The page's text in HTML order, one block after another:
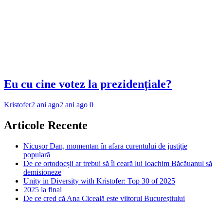
Eu cu cine votez la prezidențiale?
Kristofer2 ani ago2 ani ago 0
Articole Recente
Nicușor Dan, momentan în afara curentului de justiție
populară
De ce ortodocșii ar trebui să îi ceară lui Ioachim Băcăuanul să
demisioneze
Unity in Diversity with Kristofer: Top 30 of 2025
2025 la final
De ce cred că Ana Ciceală este viitorul Bucureștiului